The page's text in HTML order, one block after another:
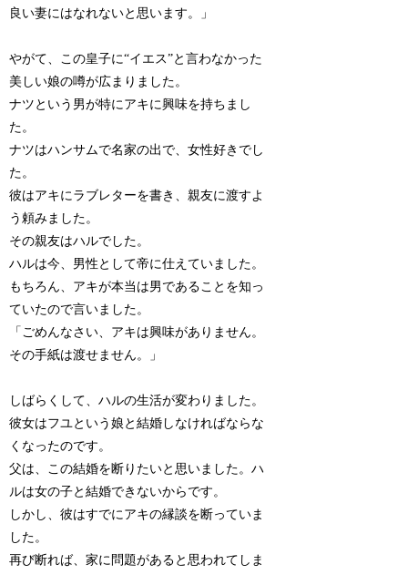
良い妻にはなれないと思います。」
やがて、この皇子に“イエス”と言わなかった
美しい娘の噂が広まりました。
ナツという男が特にアキに興味を持ちまし
た。
ナツはハンサムで名家の出で、女性好きでし
た。
彼はアキにラブレターを書き、親友に渡すよ
う頼みました。
その親友はハルでした。
ハルは今、男性として帝に仕えていました。
もちろん、アキが本当は男であることを知っ
ていたので言いました。
「ごめんなさい、アキは興味がありません。
その手紙は渡せません。」
しばらくして、ハルの生活が変わりました。
彼女はフユという娘と結婚しなければならな
くなったのです。
父は、この結婚を断りたいと思いました。ハ
ルは女の子と結婚できないからです。
しかし、彼はすでにアキの縁談を断っていま
した。
再び断れば、家に問題があると思われてしま